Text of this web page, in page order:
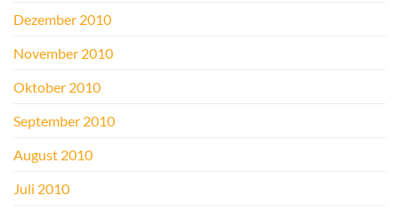
Dezember 2010
November 2010
Oktober 2010
September 2010
August 2010
Juli 2010